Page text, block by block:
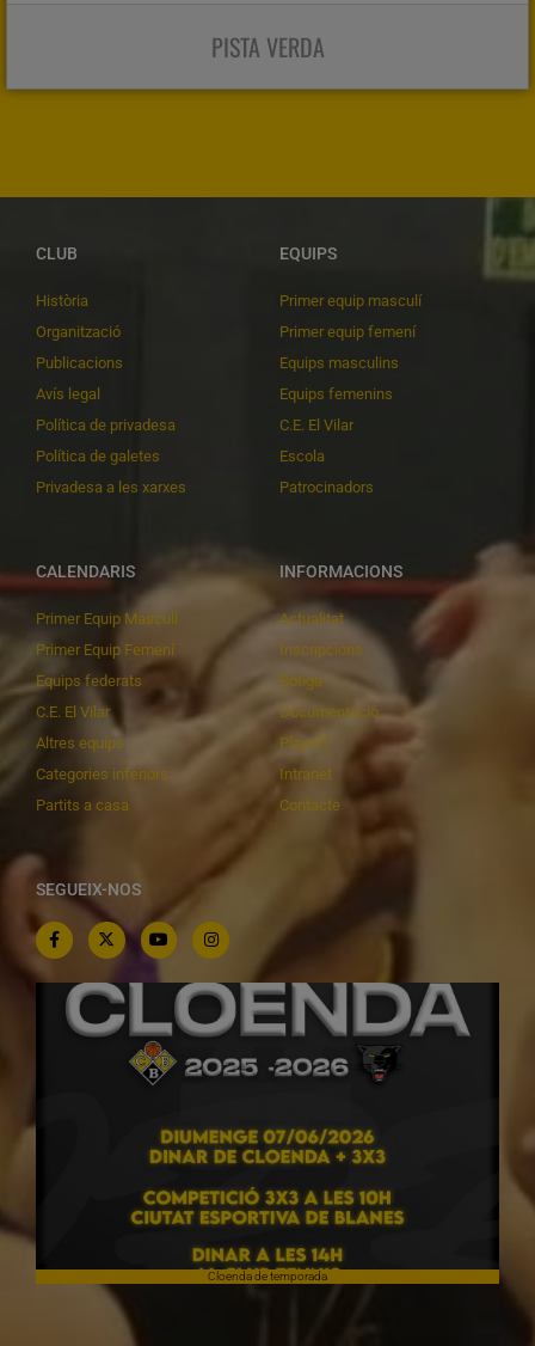
PISTA VERDA
CLUB
Història
Organització
Publicacions
Avís legal
Política de privadesa
Política de galetes
Privadesa a les xarxes
EQUIPS
Primer equip masculí
Primer equip femení
Equips masculins
Equips femenins
C.E. El Vilar
Escola
Patrocinadors
CALENDARIS
Primer Equip Masculí
Primer Equip Femení
Equips federats
C.E. El Vilar
Altres equips
Categories inferiors
Partits a casa
INFORMACIONS
Actualitat
Inscripcions
Botiga
Documentació
Playoff
Intranet
Contacte
SEGUEIX-NOS
Cloenda de temporada